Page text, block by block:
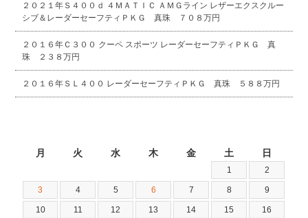
２０２１年Ｓ４００ｄ ４ＭＡＴＩＣ ＡＭＧライン レザーエクスクルー
シブ＆レーダーセーフティＰＫＧ 真珠 ７０８万円
２０１６年Ｃ３００ クーペ スポーツ レーダーセーフティＰＫＧ 真
珠 ２３８万円
２０１６年ＳＬ４００ レーダーセーフティＰＫＧ 真珠 ５８８万円
月 火 水 木 金 土 日
1 2
3 4 5 6 7 8 9
10 11 12 13 14 15 16